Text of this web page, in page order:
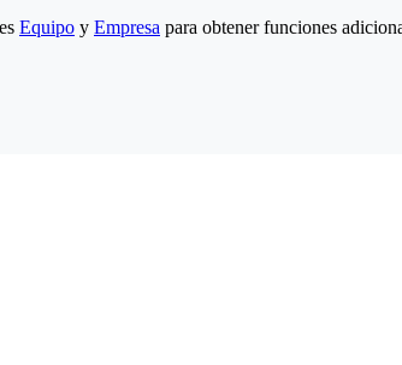
Equipo y Empresa para obtener funciones